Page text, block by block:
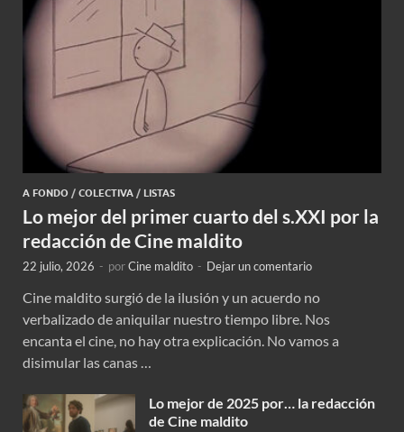
A FONDO / COLECTIVA / LISTAS
Lo mejor del primer cuarto del s.XXI por la
redacción de Cine maldito
22 julio, 2026 - porCine maldito - Dejar un comentario
Cine maldito surgió de la ilusión y un acuerdo no
verbalizado de aniquilar nuestro tiempo libre. Nos
encanta el cine, no hay otra explicación. No vamos a
disimular las canas …
Lo mejor de 2025 por… la redacción
de Cine maldito